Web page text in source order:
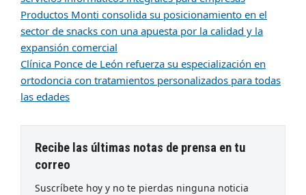
Productos Monti consolida su posicionamiento en el
sector de snacks con una apuesta por la calidad y la
expansión comercial
Clínica Ponce de León refuerza su especialización en
ortodoncia con tratamientos personalizados para todas
las edades
Recibe las últimas notas de prensa en tu
correo
Suscríbete hoy y no te pierdas ninguna noticia